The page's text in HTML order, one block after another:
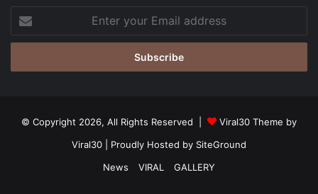
your
Email
© Copyright 2026, All Rights Reserved |
Viral30 Theme by
Viral30 | Proudly Hosted by SiteGround
News
VIRAL GALLERY